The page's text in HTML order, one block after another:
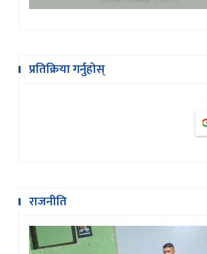
प्रतिक्रिया गर्नुहोस्
राजनीति